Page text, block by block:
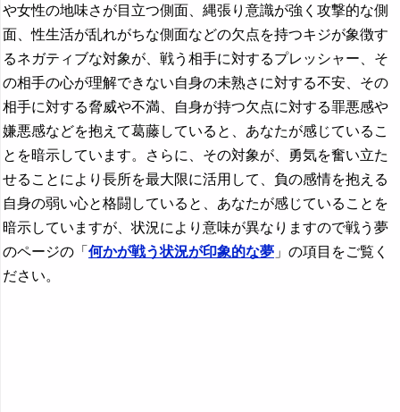
や女性の地味さが目立つ側面、縄張り意識が強く攻撃的な側
面、性生活が乱れがちな側面などの欠点を持つキジが象徴す
るネガティブな対象が、戦う相手に対するプレッシャー、そ
の相手の心が理解できない自身の未熟さに対する不安、その
相手に対する脅威や不満、自身が持つ欠点に対する罪悪感や
嫌悪感などを抱えて葛藤していると、あなたが感じているこ
とを暗示しています。さらに、その対象が、勇気を奮い立た
せることにより長所を最大限に活用して、負の感情を抱える
自身の弱い心と格闘していると、あなたが感じていることを
暗示していますが、状況により意味が異なりますので戦う夢
のページの「 何かが戦う状況が印象的な夢 」の項目をご覧く
ださい。